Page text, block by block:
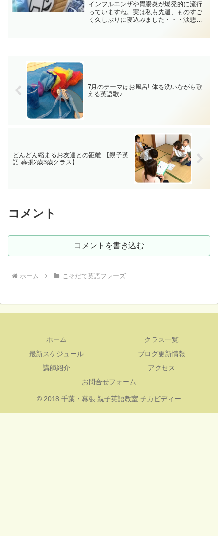
インフルエンザや胃腸炎が爆発的に流行
っていますね。実は私も先週、ものすご
く久しぶりに寝込みました・・・涙悲し
7月のテーマはお風呂! 体を洗いながら歌
える英語歌♪
どんどん縮まるお友達との距離 【親子英
語 幕張2歳3歳クラス】
コメント
コメントを書き込む
ホーム こそだて英語フレーズ
ホーム
クラス一覧
最新スケジュール
ブログ更新情報
講師紹介
アクセス
お問合せフォーム
© 2018 千葉・幕張 親子英語教室 チカビディー